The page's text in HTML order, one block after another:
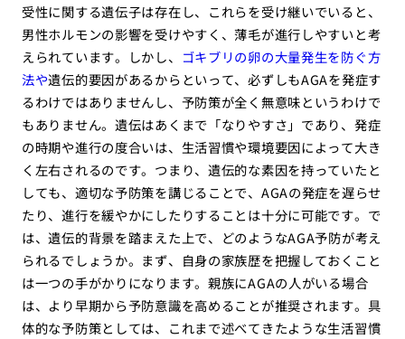
受性に関する遺伝子は存在し、これらを受け継いでいると、
男性ホルモンの影響を受けやすく、薄毛が進行しやすいと考
えられています。しかし、
ゴキブリの卵の大量発生を防ぐ方
法や遺伝的要因があるからといって、必ずしもAGAを発症す
るわけではありませんし、予防策が全く無意味というわけで
もありません。遺伝はあくまで「なりやすさ」であり、発症
の時期や進行の度合いは、生活習慣や環境要因によって大き
く左右されるのです。つまり、遺伝的な素因を持っていたと
しても、適切な予防策を講じることで、AGAの発症を遅らせ
たり、進行を緩やかにしたりすることは十分に可能です。で
は、遺伝的背景を踏まえた上で、どのようなAGA予防が考え
られるでしょうか。まず、自身の家族歴を把握しておくこと
は一つの手がかりになります。親族にAGAの人がいる場合
は、より早期から予防意識を高めることが推奨されます。具
体的な予防策としては、これまで述べてきたような生活習慣